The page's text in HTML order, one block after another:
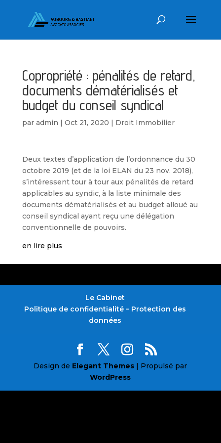
Copropriété : pénalités de retard,
documents dématérialisés et
budget du conseil syndical
par admin | Oct 21, 2020 | Droit Immobilier
Deux textes d’application de l’ordonnance du 30
octobre 2019 (et de la loi ELAN du 23 nov. 2018),
s’intéressent tour à tour aux pénalités de retard
applicables au syndic, à la liste minimale des
documents dématérialisés et au budget alloué au
conseil syndical ayant reçu une délégation
conventionnelle de pouvoirs.
en lire plus
Le Cabinet
Politique de confidentialité – Protection des
données
Design de Elegant Themes | Propulsé par
WordPress